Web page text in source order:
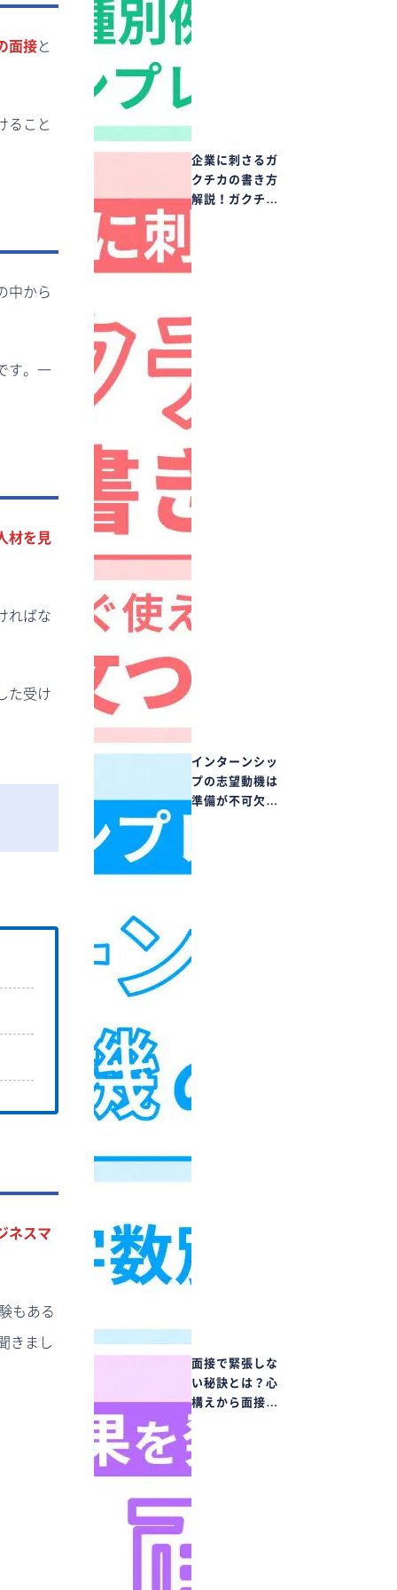
面接と
ること
中から
す。一
材を見
ればな
た受け
ネスマ
もある
きまし
企業に刺さるガ
クチカの書き方
解説！ガクチ…
インターンシッ
プの志望動機は
準備が不可欠…
面接で緊張しな
い秘訣とは？心
構えから面接…